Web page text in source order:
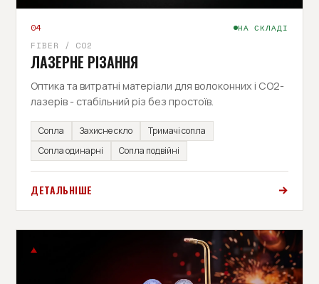
04
НА СКЛАДІ
FIBER / CO2
ЛАЗЕРНЕ РІЗАННЯ
Оптика та витратні матеріали для волоконних і CO2-
лазерів - стабільний різ без простоїв.
Сопла Захисне скло
Тримачі сопла
Сопла одинарні
Сопла подвійні
ДЕТАЛЬНІШЕ